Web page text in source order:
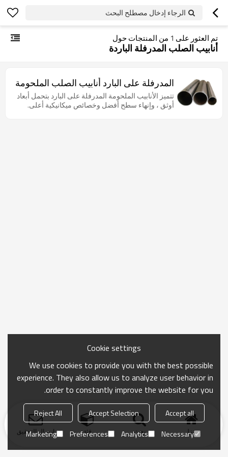
الرجاء إدخال مصطلح البحث
تم العثور على 1 من المنتجات حول
أنابيب الصلب المدرفلة الباردة
المدرفلة على البارد أنابيب الصلب الملحومة
تتميز الأنابيب الملحومة المدرفلة على البارد بتحمل أبعاد
أوثق ، وإنهاء سطح أفضل وخصائص ميكانيكية أعلى.
منزل بحث فئة ارسال التحقيق
Cookie settings
We use cookies to provide you with the best possible
experience. They also allow us to analyze user behavior in
order to constantly improve the website for you.
Accept all
Accept Selection
Reject All
Necessary
Analytics
Preferences
Marketing